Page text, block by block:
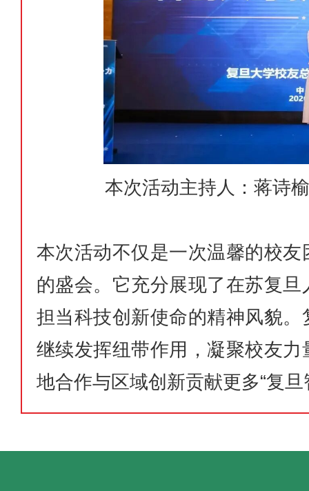
本次活动主持人：蒋诗
本次活动不仅是一次温馨的校
的盛会。它充分展现了在苏复
担当科技创新使命的精神风貌
继续发挥纽带作用，凝聚校友
地合作与区域创新贡献更多“复旦